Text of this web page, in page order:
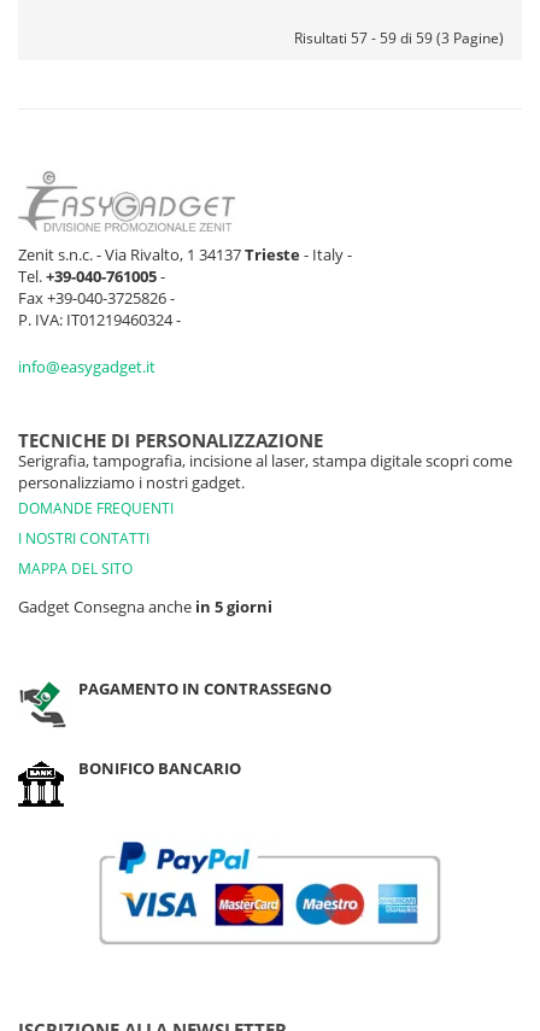
Risultati 57 - 59 di 59 (3 Pagine)
Zenit s.n.c. - Via Rivalto, 1 34137Trieste- Italy -
Tel.+39-040-761005-
Fax +39-040-3725826 -
P. IVA: IT01219460324 -
info@easygadget.it
TECNICHE DI PERSONALIZZAZIONE
Serigrafia, tampografia, incisione al laser, stampa digitale scopri come
personalizziamo i nostri gadget.
DOMANDE FREQUENTI
I NOSTRI CONTATTI
MAPPA DEL SITO
Gadget Consegna anche in 5 giorni
PAGAMENTO IN CONTRASSEGNO
BONIFICO BANCARIO